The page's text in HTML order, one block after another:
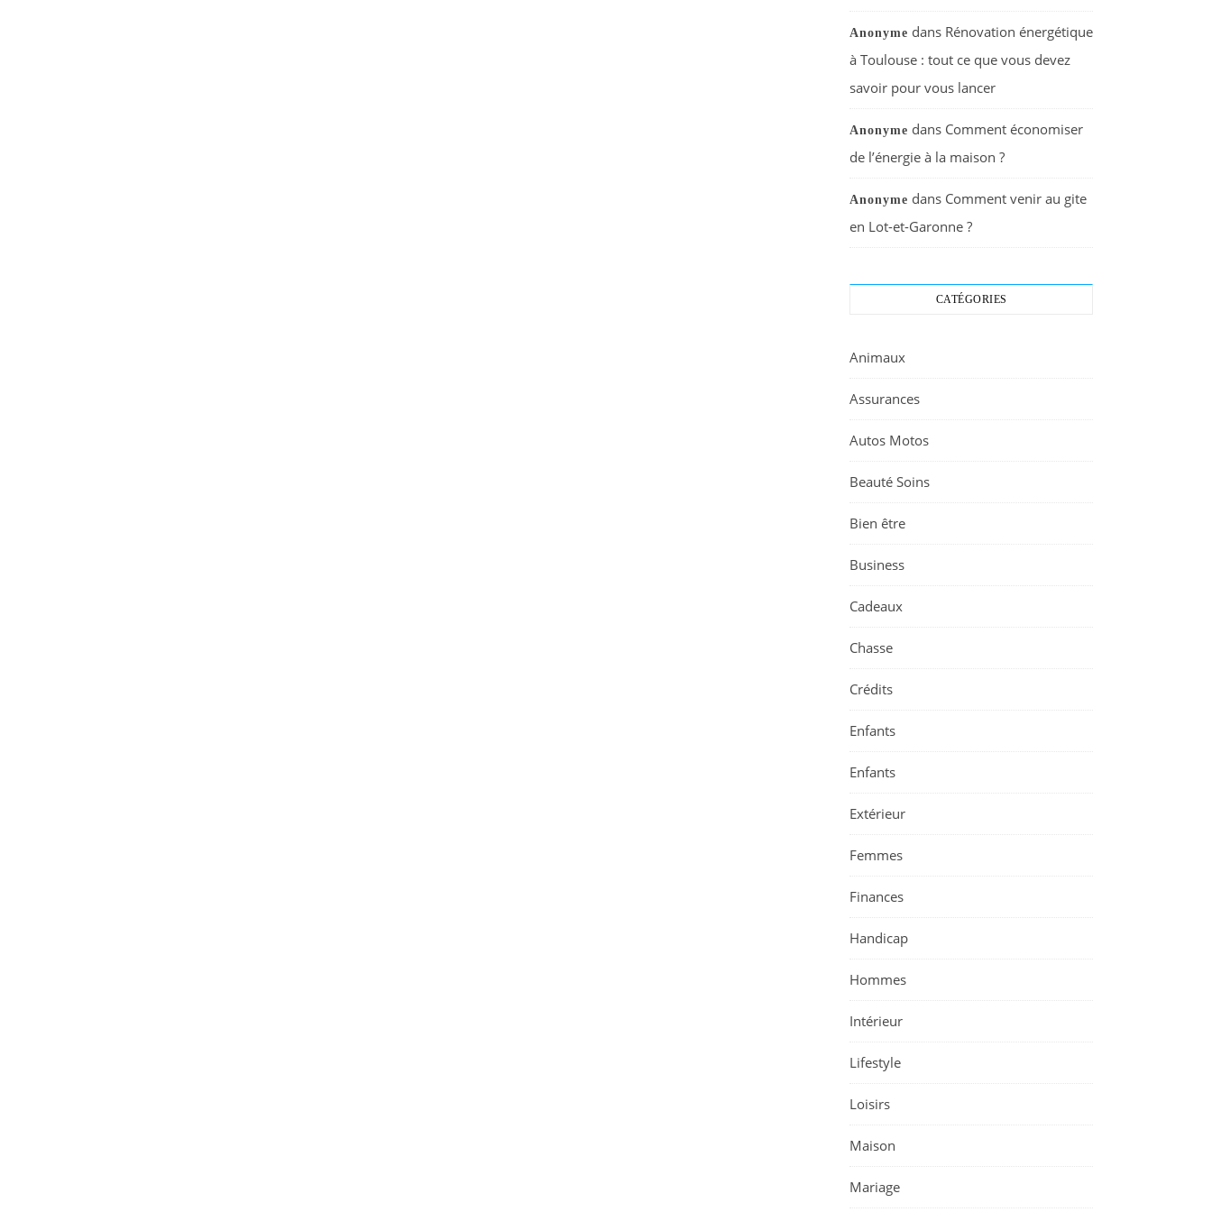
Anonyme dans Rénovation énergétique
à Toulouse : tout ce que vous devez
savoir pour vous lancer
Anonyme dans Comment économiser
de l’énergie à la maison ?
Anonyme dans Comment venir au gite
en Lot-et-Garonne ?
CATÉGORIES
Animaux
Assurances
Autos Motos
Beauté Soins
Bien être
Business
Cadeaux
Chasse
Crédits
Enfants
Enfants
Extérieur
Femmes
Finances
Handicap
Hommes
Intérieur
Lifestyle
Loisirs
Maison
Mariage